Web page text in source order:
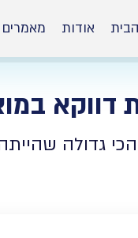
אודות מאמרים
דווקא
גדולה